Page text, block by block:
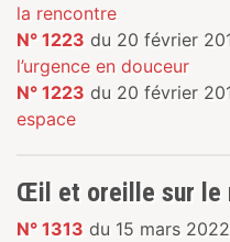
la rencontre
N° 1223 du 20 février
l’urgence en douceur
N° 1223 du 20 février
espace
Œil et oreille sur le
N° 1313 du 15 mars 2022